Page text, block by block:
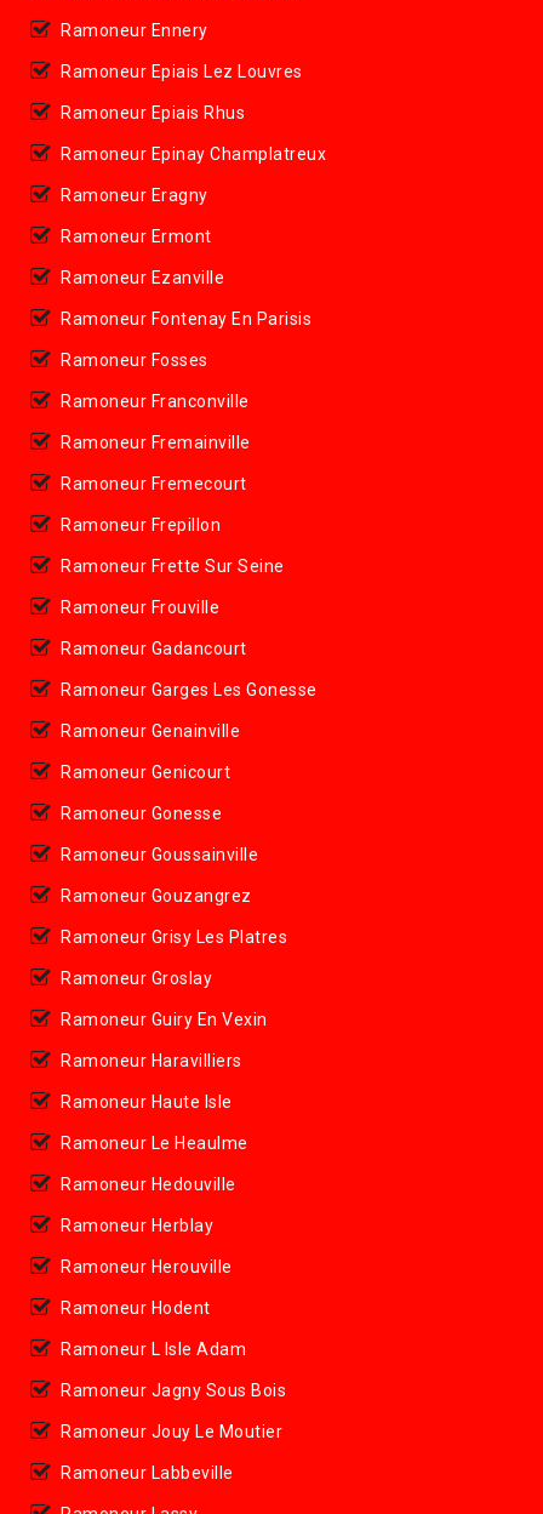
Ramoneur Ennery
Ramoneur Epiais Lez Louvres
Ramoneur Epiais Rhus
Ramoneur Epinay Champlatreux
Ramoneur Eragny
Ramoneur Ermont
Ramoneur Ezanville
Ramoneur Fontenay En Parisis
Ramoneur Fosses
Ramoneur Franconville
Ramoneur Fremainville
Ramoneur Fremecourt
Ramoneur Frepillon
Ramoneur Frette Sur Seine
Ramoneur Frouville
Ramoneur Gadancourt
Ramoneur Garges Les Gonesse
Ramoneur Genainville
Ramoneur Genicourt
Ramoneur Gonesse
Ramoneur Goussainville
Ramoneur Gouzangrez
Ramoneur Grisy Les Platres
Ramoneur Groslay
Ramoneur Guiry En Vexin
Ramoneur Haravilliers
Ramoneur Haute Isle
Ramoneur Le Heaulme
Ramoneur Hedouville
Ramoneur Herblay
Ramoneur Herouville
Ramoneur Hodent
Ramoneur L Isle Adam
Ramoneur Jagny Sous Bois
Ramoneur Jouy Le Moutier
Ramoneur Labbeville